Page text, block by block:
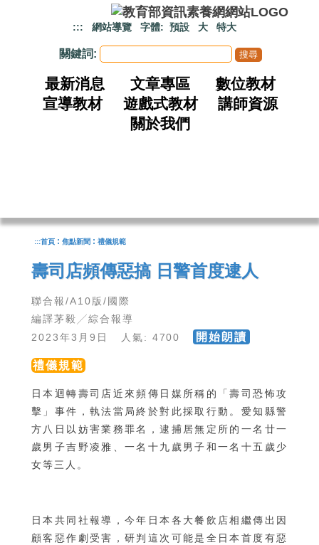
::: 網站導覽 字體: 預設 大 特大
關鍵詞:
最新消息 文章專區
數位教材
宣導教材
遊戲式教材
講師資源
關於我們
:::首頁 : 焦點新聞 : 禮儀規範
壽司店頻傳惡搞 日警首度逮人
聯合報/A10版/國際
編譯茅毅╱綜合報導
2023年3月9日 人氣: 4700
開始朗讀
禮儀規範
日本迴轉壽司店近來頻傳日媒所稱的「壽司恐怖攻
擊」事件，執法當局終於對此採取行動。愛知縣警
方八日以妨害業務罪名，逮捕居無定所的一名廿一
歲男子吉野凌雅、一名十九歲男子和一名十五歲少
女等三人。
日本共同社報導，今年日本各大餐飲店相繼傳出因
顧客惡作劇受害，研判這次可能是全日本首度有惡